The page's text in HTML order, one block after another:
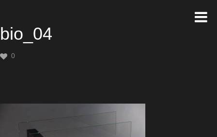
bio_04
0